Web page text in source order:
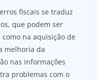
fiscais se traduz
que podem ser
na aquisição de
melhoria da
nas informações
problemas com o